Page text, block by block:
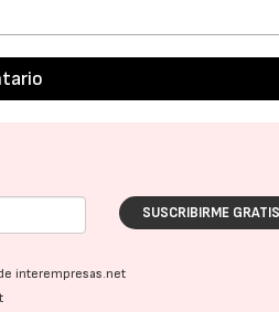
SUSCRIBIRME GRATIS
interempresas.net